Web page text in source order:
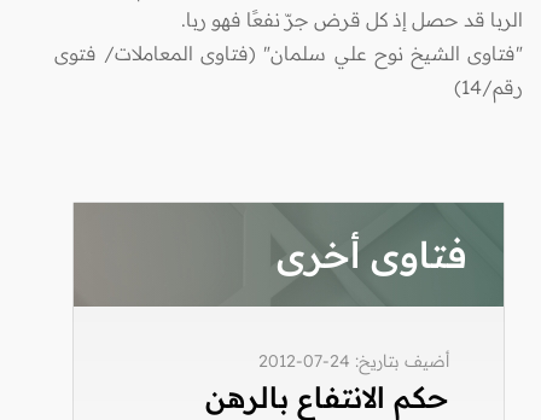
الربا قد حصل إذ كل قرض جرّ نفعًا فهو ربا.
"فتاوى الشيخ نوح علي سلمان" (فتاوى المعاملات/ فتوى
رقم/14)
فتاوى أخرى
أضيف بتاريخ: 24-07-2012
حكم الانتفاع بالرهن